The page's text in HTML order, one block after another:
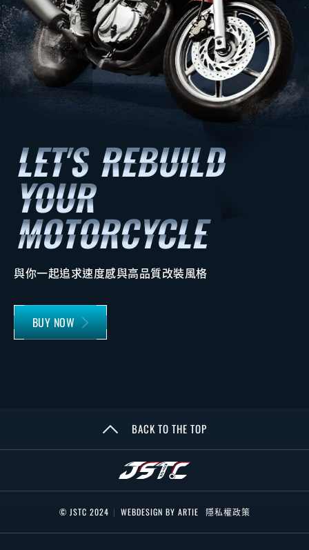
與你一起追求速度感與高品質改裝風格
BUY NOW
BACK TO THE TOP
© JSTC 2024 | WEBDESIGN BY ARTIE 隱私權政策